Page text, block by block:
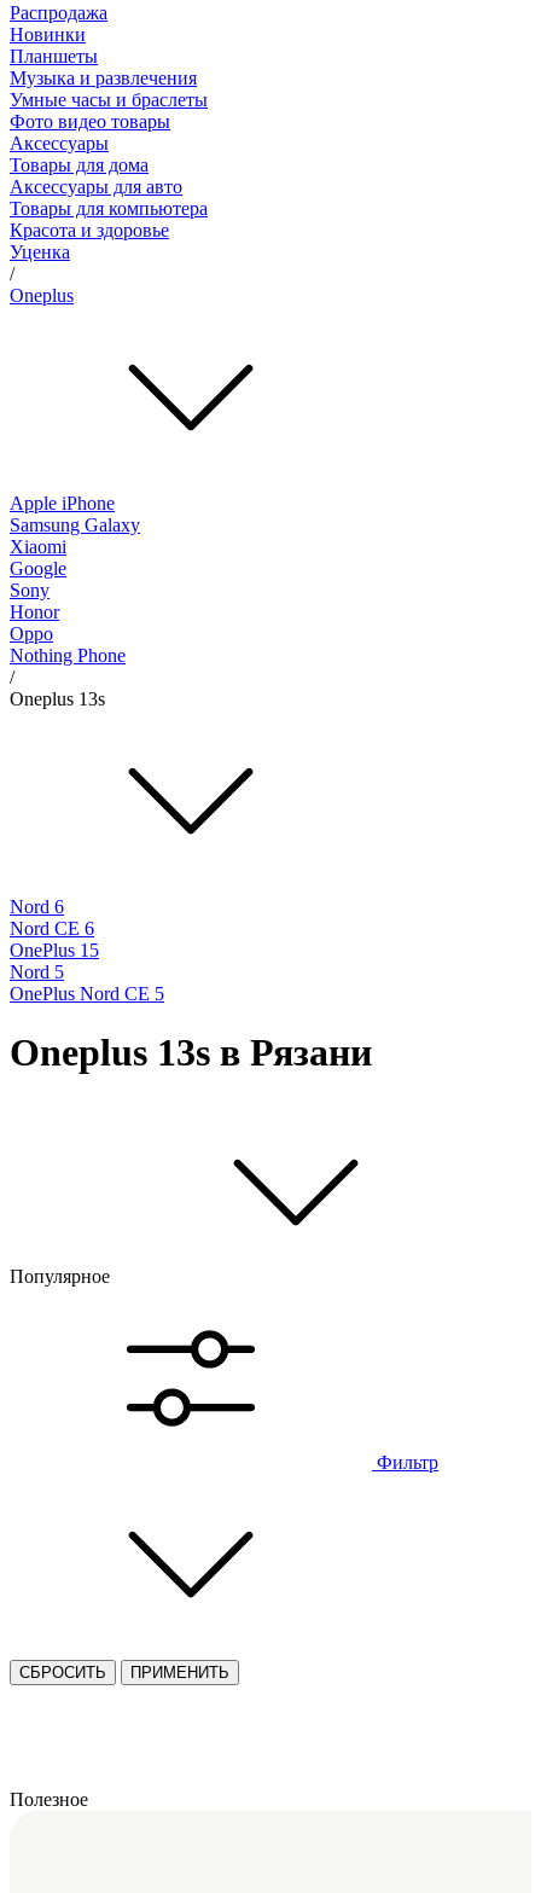
Распродажа
Новинки
Планшеты
Музыка и развлечения
Умные часы и браслеты
Фото видео товары
Аксессуары
Товары для дома
Аксессуары для авто
Товары для компьютера
Красота и здоровье
Уценка
/
Oneplus
Apple iPhone
Samsung Galaxy
Xiaomi
Google
Sony
Honor
Oppo
Nothing Phone
/
Oneplus 13s
Nord 6
Nord CE 6
OnePlus 15
Nord 5
OnePlus Nord CE 5
Oneplus 13s в Рязани
Популярное
Фильтр
СБРОСИТЬ ПРИМЕНИТЬ
Полезное